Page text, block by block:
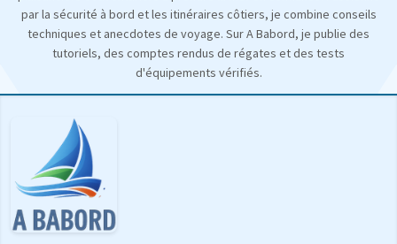
par la sécurité à bord et les itinéraires côtiers, je combine conseils
techniques et anecdotes de voyage. Sur A Babord, je publie des
tutoriels, des comptes rendus de régates et des tests
d'équipements vérifiés.